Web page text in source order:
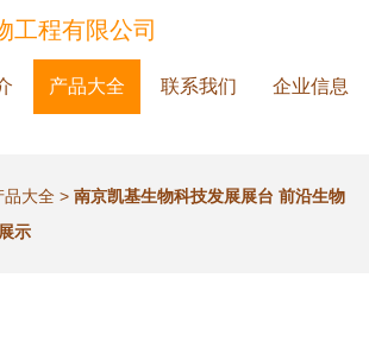
工程有限公司
产品大全 联系我们 企业信息
品大全 > 南京凯基生物科技发展展台 前沿生物
示